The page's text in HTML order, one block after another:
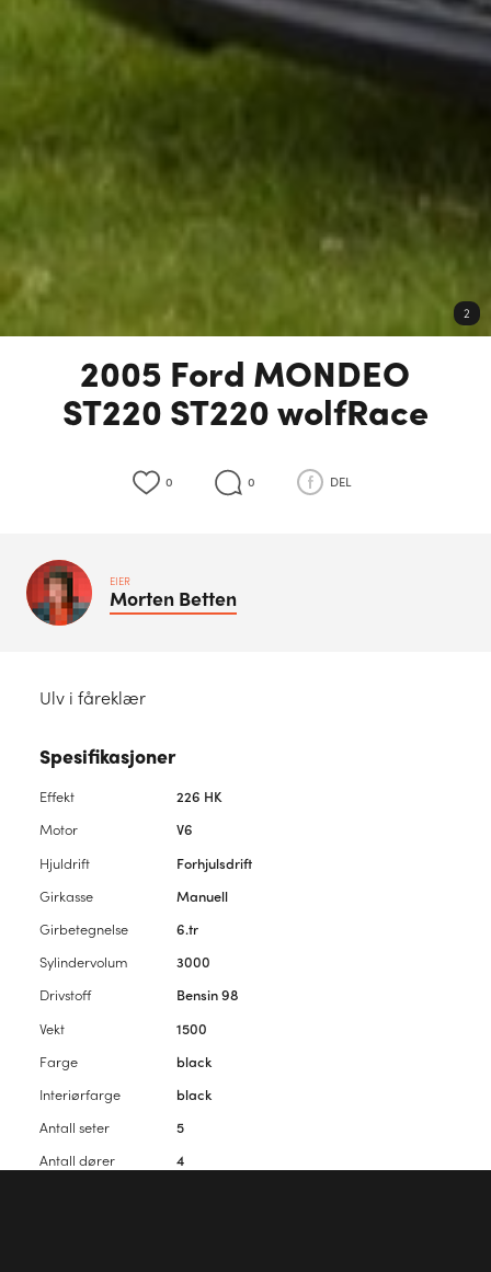
2
2005 Ford MONDEO
ST220 ST220 wolfRace
0 0 DEL
EIER
Morten Betten
Ulv i fåreklær
Spesifikasjoner
Effekt
226 HK
Motor
V6
Hjuldrift
Forhjulsdrift
Girkasse
Manuell
Girbetegnelse
6.tr
Sylindervolum
3000
Drivstoff
Bensin 98
Vekt
1500
Farge
black
Interiørfarge
black
Antall seter
5
Antall dører
4